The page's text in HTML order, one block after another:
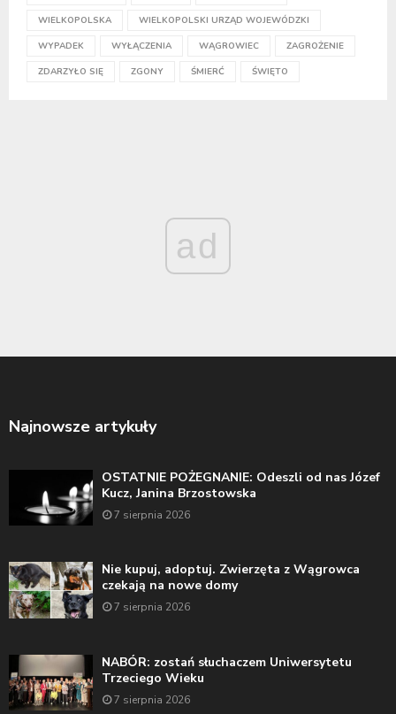
WIELKOPOLSKA WIELKOPOLSKI URZĄD WOJEWÓDZKI
WYPADEK WYŁĄCZENIA WĄGROWIEC ZAGROŻENIE
ZDARZYŁO SIĘ ZGONY ŚMIERĆ ŚWIĘTO
ad
Najnowsze artykuły
OSTATNIE POŻEGNANIE: Odeszli od nas Józef
Kucz, Janina Brzostowska
7 sierpnia 2026
Nie kupuj, adoptuj. Zwierzęta z Wągrowca
czekają na nowe domy
7 sierpnia 2026
NABÓR: zostań słuchaczem Uniwersytetu
Trzeciego Wieku
7 sierpnia 2026